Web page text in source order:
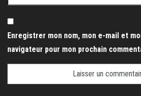
Enregistrer mon nom, mon e-mail et
navigateur pour mon prochain